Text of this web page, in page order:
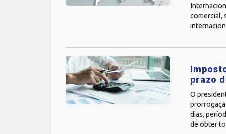
comercial,
prazo
O
dias,
de obter